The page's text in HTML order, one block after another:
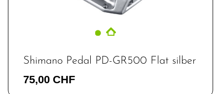
Shimano Pedal PD-GR500 Flat silber
75,00 CHF